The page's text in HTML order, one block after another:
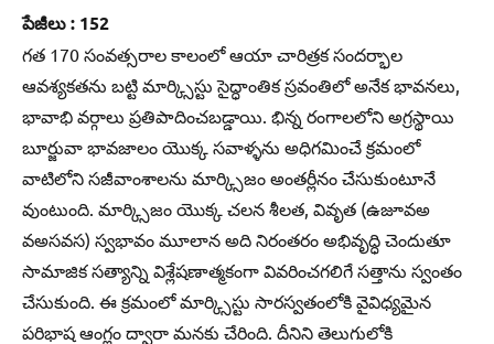
పేజీలు : 152
గత 170 సంవత్సరాల కాలంలో ఆయా చారిత్రక సందర్భాల
ఆవశ్యకతను బట్టి మార్క్సిస్టు సైద్ధాంతిక స్రవంతిలో అనేక భావనలు,
భావాభి వర్గాలు ప్రతిపాదించబడ్డాయి. భిన్న రంగాలలోని అగ్రస్థాయి
బూర్జువా భావజాలం యొక్క సవాళ్ళను అధిగమించే క్రమంలో
వాటిలోని సజీవాంశాలను మార్క్సిజం అంతర్లీనం చేసుకుంటూనే
వుంటుంది. మార్క్సిజం యొక్క చలన శీలత, వివృత (ఉజూవఅ
వఅసవస) స్వభావం మూలాన అది నిరంతరం అభివృద్ధి చెందుతూ
సామాజిక సత్యాన్ని విశ్లేషణాత్మకంగా వివరించగలిగే సత్తాను స్వంతం
చేసుకుంది. ఈ క్రమంలో మార్క్సిస్టు సారస్వతంలోకి వైవిధ్యమైన
పరిభాష ఆంగ్లం ద్వారా మనకు చేరింది. దీనిని తెలుగులోకి